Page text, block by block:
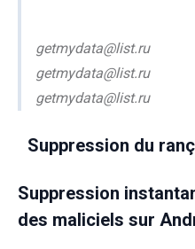
getmydata@list.ru
getmydata@list.ru
getmydata@list.ru
Suppression du
Suppression
des maliciels sur